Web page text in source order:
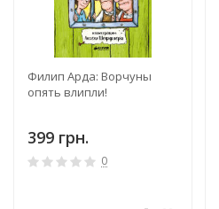
Филип Арда: Ворчуны
опять влипли!
399 грн.
0